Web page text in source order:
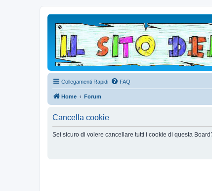
Collegamenti Rapidi FAQ
Home Forum
Cancella cookie
Sei sicuro di volere cancellare tutti i cookie di questa